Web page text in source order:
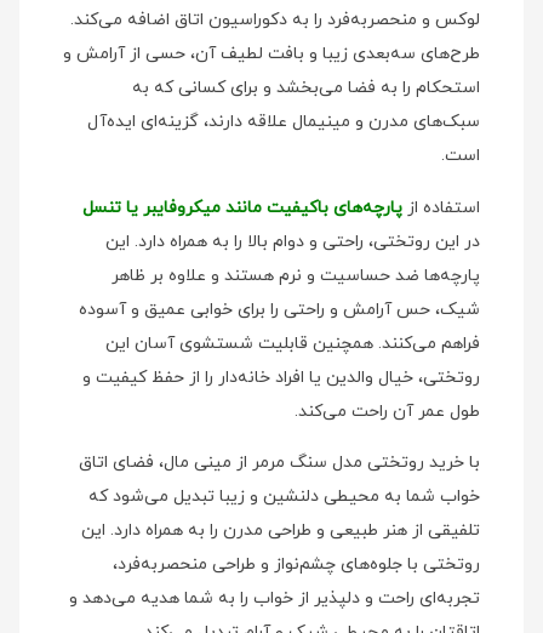
لوکس و منحصر‌به‌فرد را به دکوراسیون اتاق اضافه می‌کند.
طرح‌های سه‌بعدی زیبا و بافت لطیف آن، حسی از آرامش و
استحکام را به فضا می‌بخشد و برای کسانی که به
سبک‌های مدرن و مینیمال علاقه دارند، گزینه‌ای ایده‌آل
است.
استفاده از پارچه‌های باکیفیت مانند میکروفایبر یا تنسل
در این روتختی، راحتی و دوام بالا را به همراه دارد. این
پارچه‌ها ضد حساسیت و نرم هستند و علاوه بر ظاهر
شیک، حس آرامش و راحتی را برای خوابی عمیق و آسوده
فراهم می‌کنند. همچنین قابلیت شستشوی آسان این
روتختی، خیال والدین یا افراد خانه‌دار را از حفظ کیفیت و
طول عمر آن راحت می‌کند.
با خرید روتختی مدل سنگ مرمر از مینی‌ مال، فضای اتاق
خواب شما به محیطی دلنشین و زیبا تبدیل می‌شود که
تلفیقی از هنر طبیعی و طراحی مدرن را به همراه دارد. این
روتختی با جلوه‌های چشم‌نواز و طراحی منحصربه‌فرد،
تجربه‌ای راحت و دلپذیر از خواب را به شما هدیه می‌دهد و